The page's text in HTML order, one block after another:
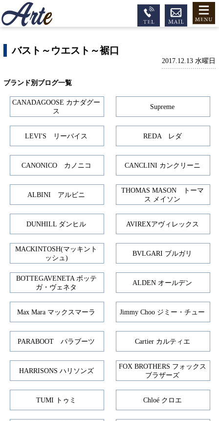
バスト～ウエスト～裾口
2017.12.13 水曜日
ブランド別ブログ一覧
CANADAGOOSE カナダグー
ス
Supreme
LEVI'S リーバイス REDA レダ
CANONICO カノニコ CANCLINI カンクリーニ
ALBINI アルビニ
THOMAS MASON トーマ
ス メイソン
DUNHILL ダンヒル AVIREXアヴィレックス
MACKINTOSH(マッキント
ッシュ)
BVLGARI ブルガリ
BOTTEGAVENETA ボッテ
ガ・ヴェネタ
ALDEN オールデン
Max Mara マックスマーラ Jimmy Choo ジミー・チュー
PARABOOT パラブーツ Cartier カルティエ
HARRISONS ハリソンズ
FOX BROTHERS フォックス
ブラザーズ
TUMI トゥミ Chloé クロエ